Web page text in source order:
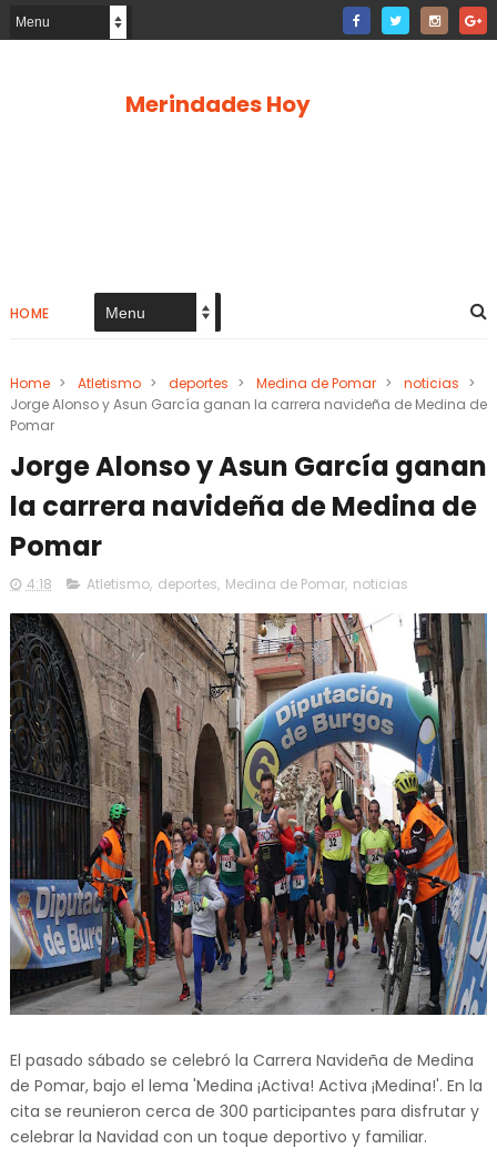
Merindades Hoy
HOME
Home > Atletismo > deportes > Medina de Pomar > noticias >
Jorge Alonso y Asun García ganan la carrera navideña de Medina de
Pomar
Jorge Alonso y Asun García ganan
la carrera navideña de Medina de
Pomar
4:18 Atletismo, deportes, Medina de Pomar, noticias
El pasado sábado se celebró la Carrera Navideña de Medina
de Pomar, bajo el lema 'Medina ¡Activa! Activa ¡Medina!'. En la
cita se reunieron cerca de 300 participantes para disfrutar y
celebrar la Navidad con un toque deportivo y familiar.